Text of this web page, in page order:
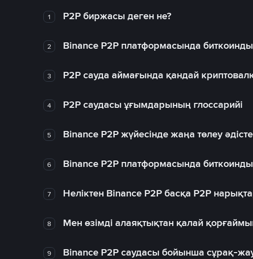
1 P2P биржасы деген не?
2 Binance P2P платформасында биткоинды
3 P2P сауда аймағында қандай
4 P2P саудасы ұғымдарының глоссарийі
5 Binance P2P жүйесінде жаңа төлеу
6 Binance P2P платформасында
7 Неліктен Binance P2P басқа P2P
8 Мен өзімді алаяқтықтан қалай
9 Binance P2P саудасы бойынша сұрақ-